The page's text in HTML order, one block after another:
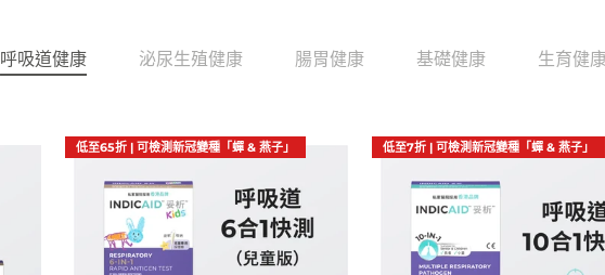
呼吸道健康 泌尿生殖健康 腸胃健康 基礎健康 生育健
低至65折 | 可檢測新冠變種「蟬 & 燕子」 低至7折 | 可檢測新冠變種「蟬 & 燕子」